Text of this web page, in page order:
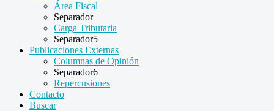
Área Fiscal
Separador
Carga Tributaria
Separador5
Publicaciones Externas
Columnas de Opinión
Separador6
Repercusiones
Contacto
Buscar